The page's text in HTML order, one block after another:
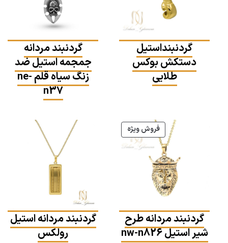
گردنبنداستیل
دستکش بوکس
طلایی
گردنبند مردانه
جمجمه استیل ضد
زنگ سیاه قلم ne-
n37
فروش ویژه
تخفیف
خورده
گردنبند مردانه طرح
شیر استیل nw-n826
گردنبند مردانه استیل
رولکس